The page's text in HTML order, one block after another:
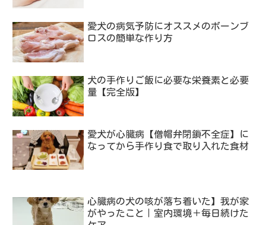
愛犬の病気予防にオススメのボーンブ
ロスの簡単な作り方
犬の手作りご飯に必要な栄養素と必要
量【完全版】
愛犬が心臓病【僧帽弁閉鎖不全症】に
なってから手作り食で取り入れた食材
心臓病の犬の咳が落ち着いた】我が家
がやったこと｜室内環境＋毎日続けた